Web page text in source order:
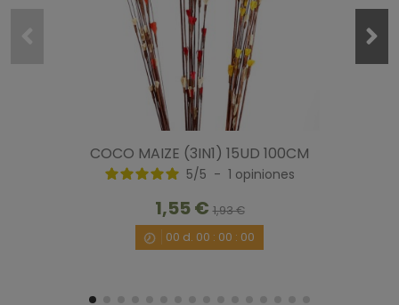
/5
El tamaño es el indicado y sirve tanto para lithops como
para suculentas y cactus, eso sí, de pequeño tamaño. El
producto encaja perfectamente con la descripción de la
26/1/2019 , tras una experiencia del
1
COCO MAIZE (3IN1) 15UD 100CM
5/5 - 1 opiniones
1,55 €1,93 €
00 d. 00 : 00 : 00